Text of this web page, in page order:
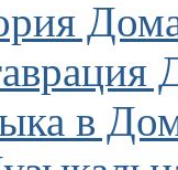
в